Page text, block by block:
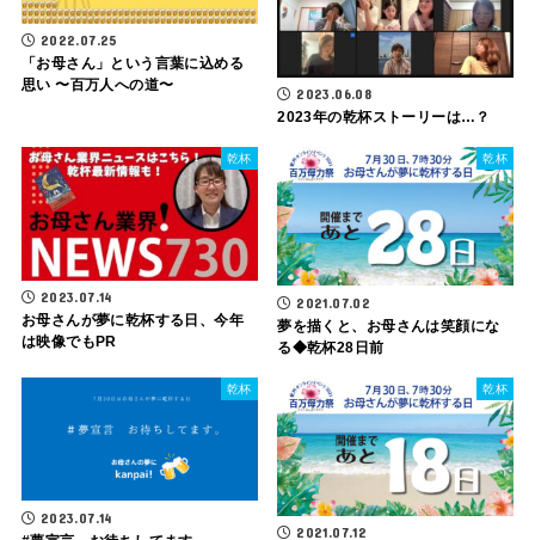
2022.07.25
「お母さん」という言葉に込める
思い 〜百万人への道〜
2023.06.08
2023年の乾杯ストーリーは…？
乾杯
2023.07.14
お母さんが夢に乾杯する日、今年
は映像でもPR
乾杯
2021.07.02
夢を描くと、お母さんは笑顔にな
る◆乾杯28日前
乾杯
2023.07.14
乾杯
2021.07.12